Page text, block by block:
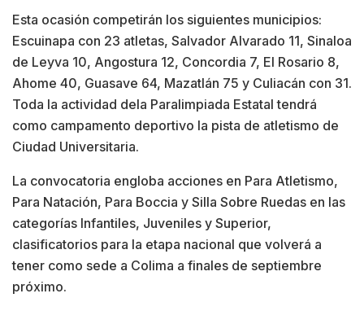
Esta ocasión competirán los siguientes municipios:
Escuinapa con 23 atletas, Salvador Alvarado 11, Sinaloa
de Leyva 10, Angostura 12, Concordia 7, El Rosario 8,
Ahome 40, Guasave 64, Mazatlán 75 y Culiacán con 31.
Toda la actividad dela Paralimpiada Estatal tendrá
como campamento deportivo la pista de atletismo de
Ciudad Universitaria.
La convocatoria engloba acciones en Para Atletismo,
Para Natación, Para Boccia y Silla Sobre Ruedas en las
categorías Infantiles, Juveniles y Superior,
clasificatorios para la etapa nacional que volverá a
tener como sede a Colima a finales de septiembre
próximo.